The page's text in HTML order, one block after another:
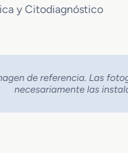
y Citodiagnóstico